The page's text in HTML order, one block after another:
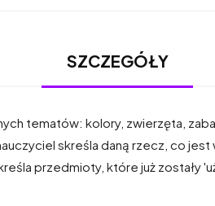
SZCZEGÓŁY
tematów: kolory, zwierzęta,
skreśla daną rzecz, co jest
przedmioty, które już zostały